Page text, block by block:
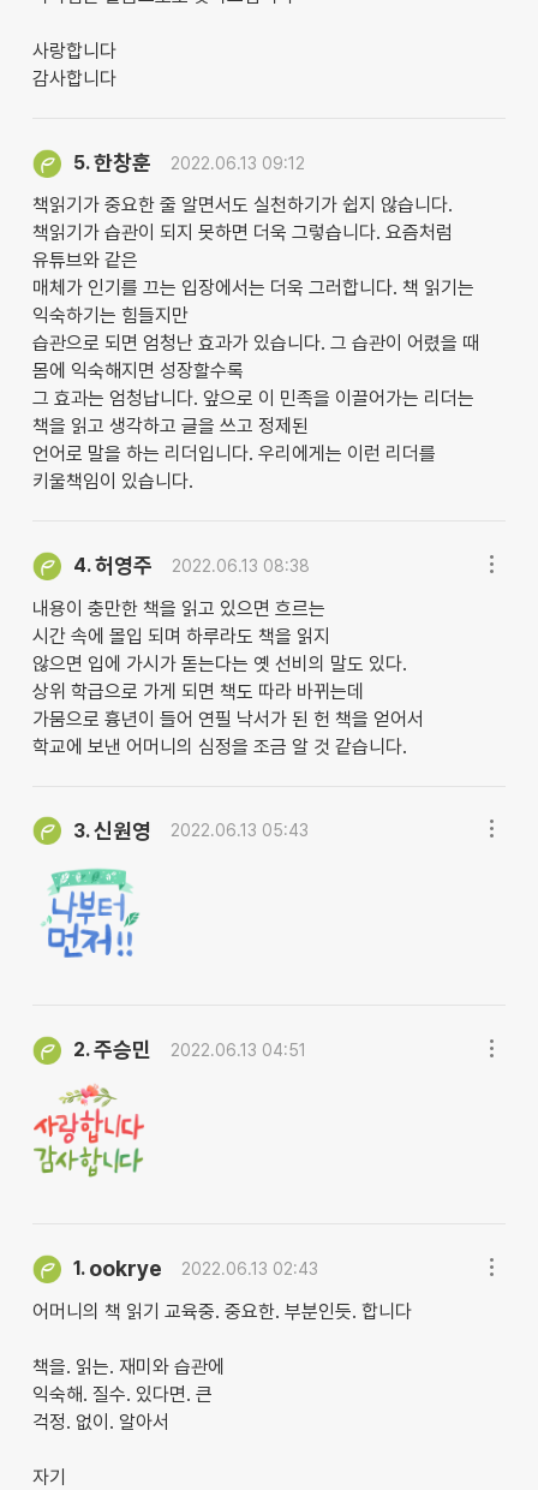
사랑합니다
감사합니다
5.한창훈 2022.06.13 09:12
책읽기가 중요한 줄 알면서도 실천하기가 쉽지 않습니다.
책읽기가 습관이 되지 못하면 더욱 그렇습니다. 요즘처럼
유튜브와 같은
매체가 인기를 끄는 입장에서는 더욱 그러합니다. 책 읽기는
익숙하기는 힘들지만
습관으로 되면 엄청난 효과가 있습니다. 그 습관이 어렸을 때
몸에 익숙해지면 성장할수록
그 효과는 엄청납니다. 앞으로 이 민족을 이끌어가는 리더는
책을 읽고 생각하고 글을 쓰고 정제된
언어로 말을 하는 리더입니다. 우리에게는 이런 리더를
키울책임이 있습니다.
4.허영주 2022.06.13 08:38
내용이 충만한 책을 읽고 있으면 흐르는
시간 속에 몰입 되며 하루라도 책을 읽지
않으면 입에 가시가 돋는다는 옛 선비의 말도 있다.
상위 학급으로 가게 되면 책도 따라 바뀌는데
가뭄으로 흉년이 들어 연필 낙서가 된 헌 책을 얻어서
학교에 보낸 어머니의 심정을 조금 알 것 같습니다.
3.신원영 2022.06.13 05:43
2.주승민 2022.06.13 04:51
1. ookrye 2022.06.13 02:43
어머니의 책 읽기 교육중. 중요한. 부분인듯. 합니다
책을. 읽는. 재미와 습관에
익숙해. 질수. 있다면. 큰
걱정. 없이. 알아서
자기